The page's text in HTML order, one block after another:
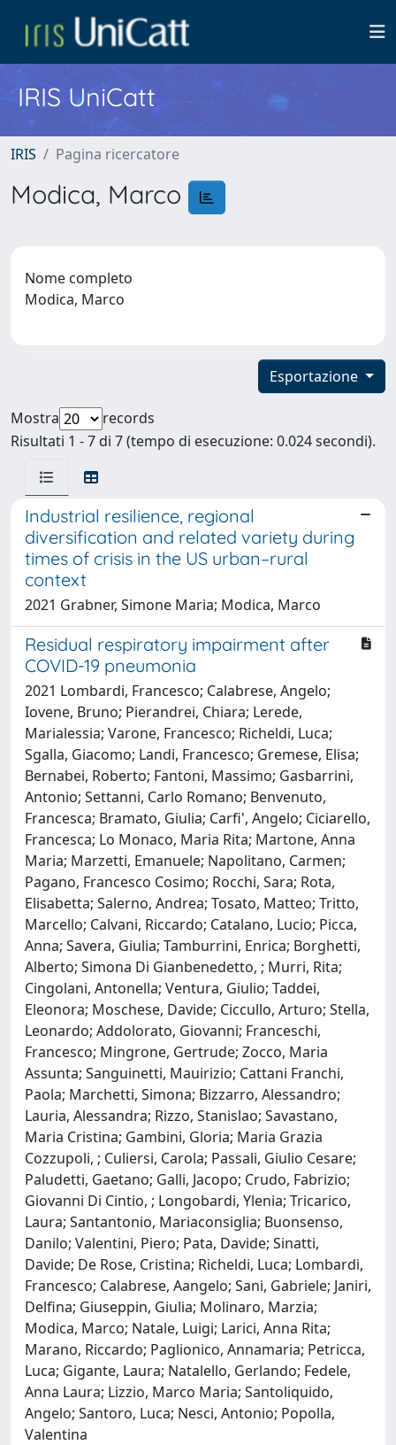
IRIS UniCatt
IRIS Pagina ricercatore
Modica, Marco
Nome completo
Modica, Marco
Esportazione
Mostra
records
Risultati 1 - 7 di 7 (tempo di esecuzione: 0.024 secondi).
Industrial resilience, regional
diversification and related variety during
times of crisis in the US urban–rural
context
2021 Grabner, Simone Maria; Modica, Marco
Residual respiratory impairment after
COVID-19 pneumonia
2021 Lombardi, Francesco; Calabrese, Angelo;
Iovene, Bruno; Pierandrei, Chiara; Lerede,
Marialessia; Varone, Francesco; Richeldi, Luca;
Sgalla, Giacomo; Landi, Francesco; Gremese, Elisa;
Bernabei, Roberto; Fantoni, Massimo; Gasbarrini,
Antonio; Settanni, Carlo Romano; Benvenuto,
Francesca; Bramato, Giulia; Carfi', Angelo; Ciciarello,
Francesca; Lo Monaco, Maria Rita; Martone, Anna
Maria; Marzetti, Emanuele; Napolitano, Carmen;
Pagano, Francesco Cosimo; Rocchi, Sara; Rota,
Elisabetta; Salerno, Andrea; Tosato, Matteo; Tritto,
Marcello; Calvani, Riccardo; Catalano, Lucio; Picca,
Anna; Savera, Giulia; Tamburrini, Enrica; Borghetti,
Alberto; Simona Di Gianbenedetto, ; Murri, Rita;
Cingolani, Antonella; Ventura, Giulio; Taddei,
Eleonora; Moschese, Davide; Ciccullo, Arturo; Stella,
Leonardo; Addolorato, Giovanni; Franceschi,
Francesco; Mingrone, Gertrude; Zocco, Maria
Assunta; Sanguinetti, Mauirizio; Cattani Franchi,
Paola; Marchetti, Simona; Bizzarro, Alessandro;
Lauria, Alessandra; Rizzo, Stanislao; Savastano,
Maria Cristina; Gambini, Gloria; Maria Grazia
Cozzupoli, ; Culiersi, Carola; Passali, Giulio Cesare;
Paludetti, Gaetano; Galli, Jacopo; Crudo, Fabrizio;
Giovanni Di Cintio, ; Longobardi, Ylenia; Tricarico,
Laura; Santantonio, Mariaconsiglia; Buonsenso,
Danilo; Valentini, Piero; Pata, Davide; Sinatti,
Davide; De Rose, Cristina; Richeldi, Luca; Lombardi,
Francesco; Calabrese, Aangelo; Sani, Gabriele; Janiri,
Delfina; Giuseppin, Giulia; Molinaro, Marzia;
Modica, Marco; Natale, Luigi; Larici, Anna Rita;
Marano, Riccardo; Paglionico, Annamaria; Petricca,
Luca; Gigante, Laura; Natalello, Gerlando; Fedele,
Anna Laura; Lizzio, Marco Maria; Santoliquido,
Angelo; Santoro, Luca; Nesci, Antonio; Popolla,
Valentina